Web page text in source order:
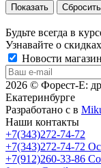
Сбросить
Будьте всегда в
Узнавайте о
Новости
2026 © Форест-Е:
Екатеринбурге
Разработано с в
Наши контакты
+7(343)272-74-72
+7(343)272-74-72
+7(912)260-33-86